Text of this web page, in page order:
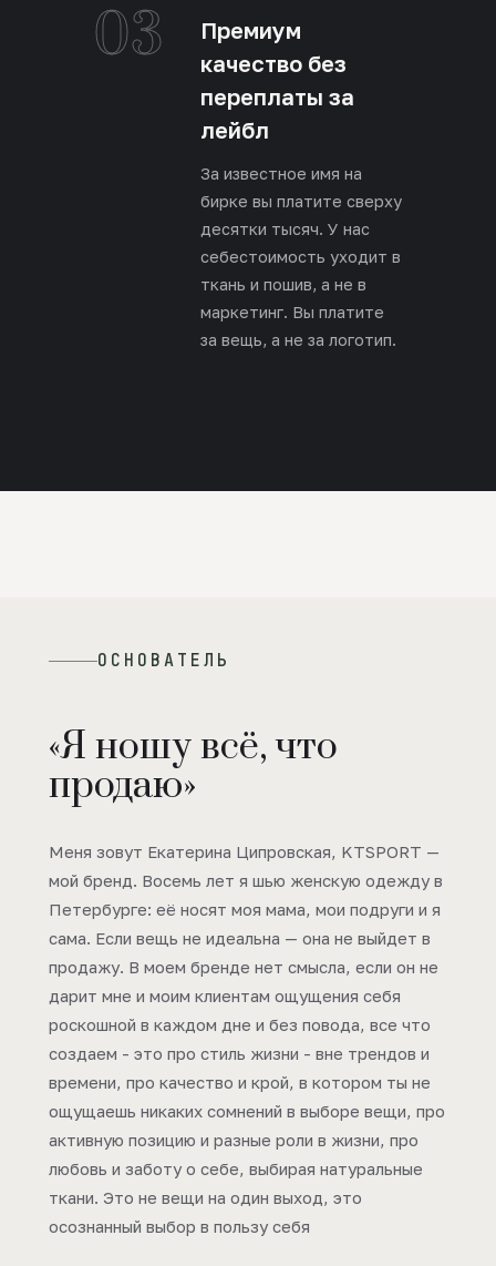
03
Премиум
качество без
переплаты за
лейбл
За известное имя на
бирке вы платите сверху
десятки тысяч. У нас
себестоимость уходит в
ткань и пошив, а не в
маркетинг. Вы платите
за вещь, а не за логотип.
ОСНОВАТЕЛЬ
«Я ношу всё, что
продаю»
Меня зовут Екатерина Ципровская, KTSPORT —
мой бренд. Восемь лет я шью женскую одежду в
Петербурге: её носят моя мама, мои подруги и я
сама. Если вещь не идеальна — она не выйдет в
продажу. В моем бренде нет смысла, если он не
дарит мне и моим клиентам ощущения себя
роскошной в каждом дне и без повода, все что
создаем - это про стиль жизни - вне трендов и
времени, про качество и крой, в котором ты не
ощущаешь никаких сомнений в выборе вещи, про
активную позицию и разные роли в жизни, про
любовь и заботу о себе, выбирая натуральные
ткани. Это не вещи на один выход, это
осознанный выбор в пользу себя